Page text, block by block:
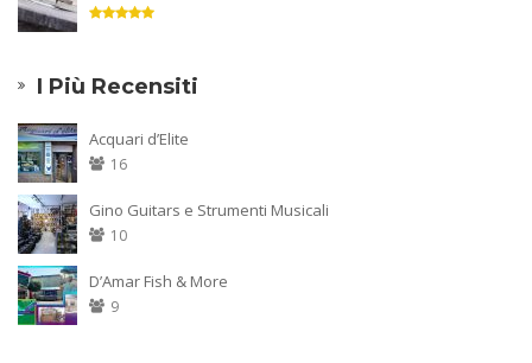
I Più Recensiti
Acquari d’Elite
16
Gino Guitars e Strumenti Musicali
10
D’Amar Fish & More
9